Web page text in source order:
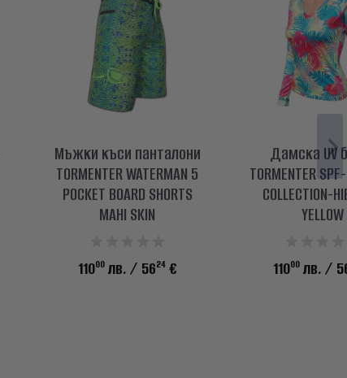
Мъжки къси панталони
TORMENTER WATERMAN 5
POCKET BOARD SHORTS
MAHI SKIN
11000лв./ 5624€
Дамска UV
TORMENTER
COLLECTION-
YELLOW
11000 лв./